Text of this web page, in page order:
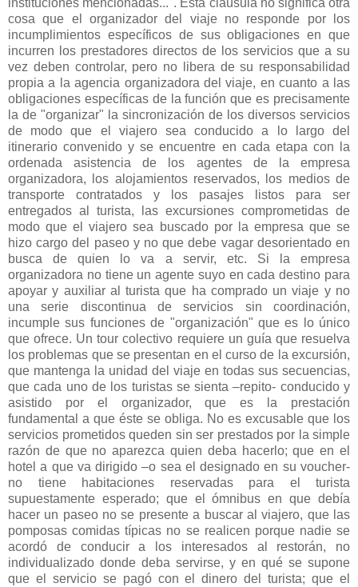
instituciones mencionadas...". Esta cláusula no significa otra
cosa que el organizador del viaje no responde por los
incumplimientos específicos de sus obligaciones en que
incurren los prestadores directos de los servicios que a su
vez deben controlar, pero no libera de su responsabilidad
propia a la agencia organizadora del viaje, en cuanto a las
obligaciones específicas de la función que es precisamente
la de "organizar" la sincronización de los diversos servicios
de modo que el viajero sea conducido a lo largo del
itinerario convenido y se encuentre en cada etapa con la
ordenada asistencia de los agentes de la empresa
organizadora, los alojamientos reservados, los medios de
transporte contratados y los pasajes listos para ser
entregados al turista, las excursiones comprometidas de
modo que el viajero sea buscado por la empresa que se
hizo cargo del paseo y no que debe vagar desorientado en
busca de quien lo va a servir, etc. Si la empresa
organizadora no tiene un agente suyo en cada destino para
apoyar y auxiliar al turista que ha comprado un viaje y no
una serie discontinua de servicios sin coordinación,
incumple sus funciones de "organización" que es lo único
que ofrece. Un tour colectivo requiere un guía que resuelva
los problemas que se presentan en el curso de la excursión,
que mantenga la unidad del viaje en todas sus secuencias,
que cada uno de los turistas se sienta –repito- conducido y
asistido por el organizador, que es la prestación
fundamental a que éste se obliga. No es excusable que los
servicios prometidos queden sin ser prestados por la simple
razón de que no aparezca quien deba hacerlo; que en el
hotel a que va dirigido –o sea el designado en su voucher-
no tiene habitaciones reservadas para el turista
supuestamente esperado; que el ómnibus en que debía
hacer un paseo no se presente a buscar al viajero, que las
pomposas comidas típicas no se realicen porque nadie se
acordó de conducir a los interesados al restorán, no
individualizado donde deba servirse, y en qué se supone
que el servicio se pagó con el dinero del turista; que el